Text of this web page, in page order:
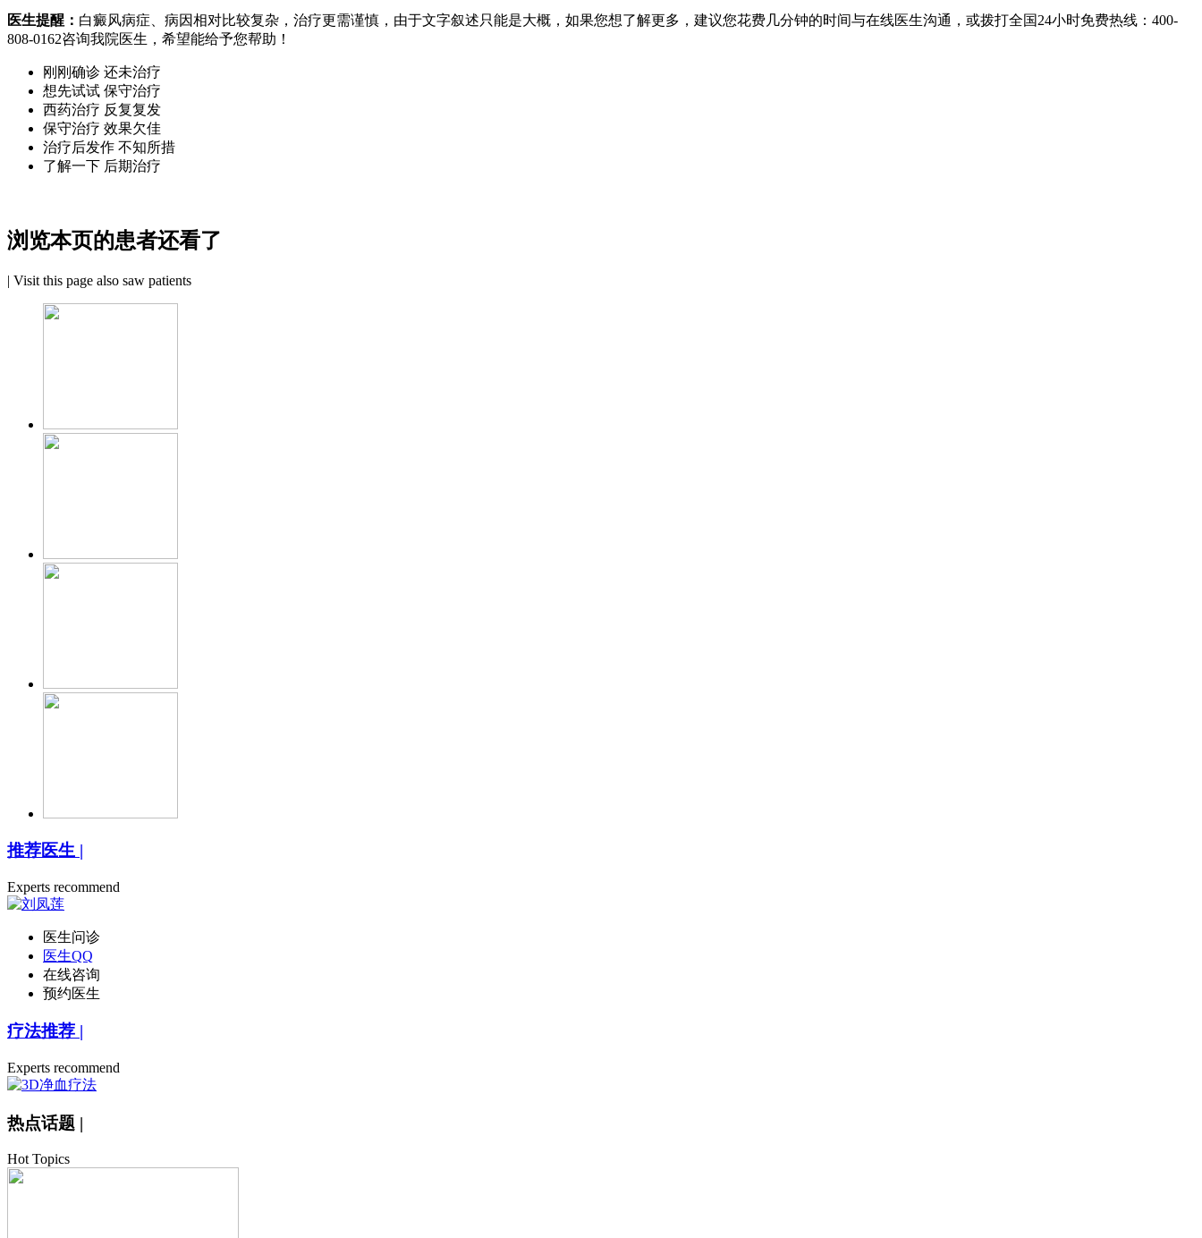
医生提醒： 白癜风病症、病因相对比较复杂，治疗更需谨慎，由于文字叙述只能是大概，如果您想了解更多，建议您花费几分钟的时间与在线医生沟通，或拨打全国24小时免费热线： 400-
808-0162咨询我院医生，希望能给予您帮助！
刚刚确诊 还未治疗
想先试试 保守治疗
西药治疗 反复复发
保守治疗 效果欠佳
治疗后发作 不知所措
了解一下 后期治疗
浏览本页的患者还看了
| Visit this page also saw patients
推荐医生 |
Experts recommend
医生问诊
医生QQ
在线咨询
预约医生
疗法推荐 |
Experts recommend
热点话题 |
Hot Topics